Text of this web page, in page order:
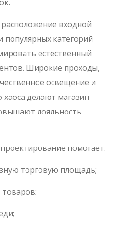
входной
популярных категорий
естественный
Широкие проходы,
освещение и
хаоса делают магазин
лояльность
помогает:
торговую площадь;